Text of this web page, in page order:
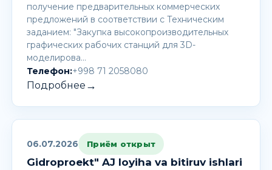
получение предварительных коммерческих
предложений в соответствии с Техническим
заданием: "Закупка высокопроизводительных
графических рабочих станций для 3D-
моделирова…
Телефон:+998 71 2058080
Подробнее →
06.07.2026 Приём открыт
Gidroproekt" AJ loyiha va bitiruv ishlari